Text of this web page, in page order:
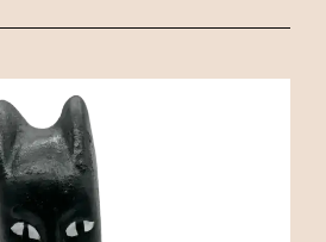
und Thor sowie beliebte
und Wolverine. Auch
Charaktere wie Catwoman
sind vertreten und verleihen
Hauch von Vielfalt und Stil.